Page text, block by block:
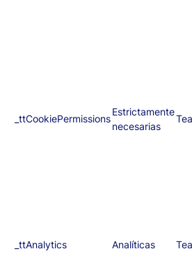
_ttCookiePermissions
Estrictamente
necesarias
_ttAnalytics Analíticas